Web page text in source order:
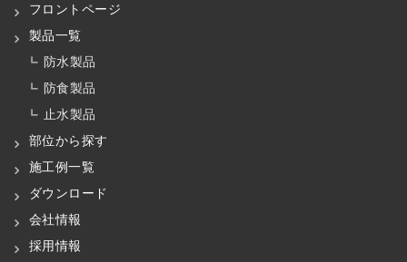
フロントページ
製品一覧
防水製品
防食製品
止水製品
部位から探す
施工例一覧
ダウンロード
会社情報
採用情報